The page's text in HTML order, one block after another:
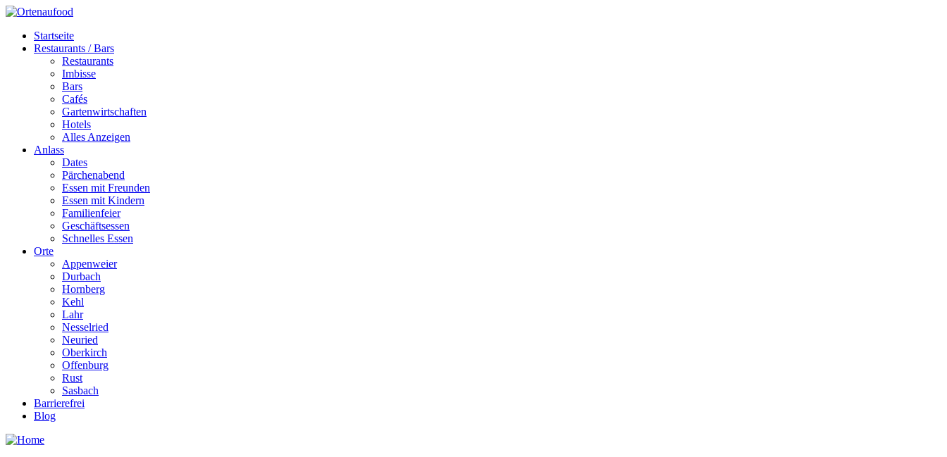
Startseite
Restaurants / Bars
Restaurants
Imbisse
Bars
Cafés
Gartenwirtschaften
Hotels
Alles Anzeigen
Anlass
Dates
Pärchenabend
Essen mit Freunden
Essen mit Kindern
Familienfeier
Geschäftsessen
Schnelles Essen
Orte
Appenweier
Durbach
Hornberg
Kehl
Lahr
Nesselried
Neuried
Oberkirch
Offenburg
Rust
Sasbach
Barrierefrei
Blog